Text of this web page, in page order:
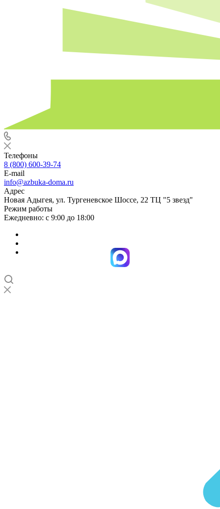
Телефоны
8 (800) 600-39-74
E-mail
info@azbuka-doma.ru
Адрес
Новая Адыгея, ул. Тургеневское Шоссе, 22 ТЦ "5 звезд"
Режим работы
Ежедневно: с 9:00 до 18:00